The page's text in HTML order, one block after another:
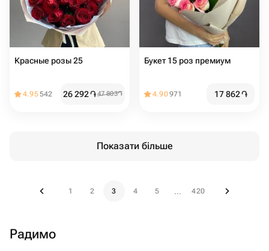
Красные розы 25
4.95542 26 292֏47 803֏
Букет 15 роз премиум
4.90971 17 862֏
Показати більше
1 2 3 4 5 ... 420
Радимо